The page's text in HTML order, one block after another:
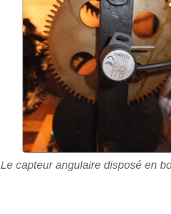
Le capteur angulaire disposé en